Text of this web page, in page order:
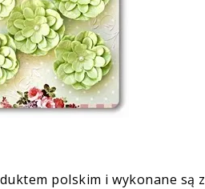
polskim i wykonane są z